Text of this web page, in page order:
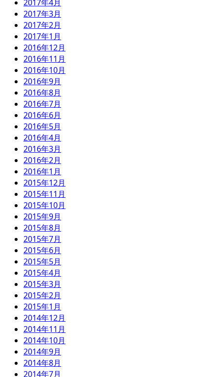
2017年4月
2017年3月
2017年2月
2017年1月
2016年12月
2016年11月
2016年10月
2016年9月
2016年8月
2016年7月
2016年6月
2016年5月
2016年4月
2016年3月
2016年2月
2016年1月
2015年12月
2015年11月
2015年10月
2015年9月
2015年8月
2015年7月
2015年6月
2015年5月
2015年4月
2015年3月
2015年2月
2015年1月
2014年12月
2014年11月
2014年10月
2014年9月
2014年8月
2014年7月